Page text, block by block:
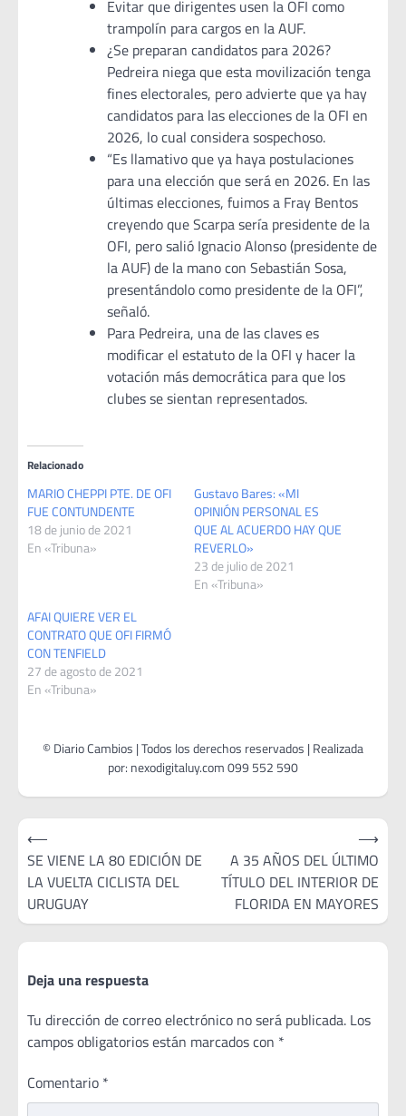
Evitar que dirigentes usen la OFI como
trampolín para cargos en la AUF.
¿Se preparan candidatos para 2026?
Pedreira niega que esta movilización tenga
fines electorales, pero advierte que ya hay
candidatos para las elecciones de la OFI en
2026, lo cual considera sospechoso.
“Es llamativo que ya haya postulaciones
para una elección que será en 2026. En las
últimas elecciones, fuimos a Fray Bentos
creyendo que Scarpa sería presidente de la
OFI, pero salió Ignacio Alonso (presidente de
la AUF) de la mano con Sebastián Sosa,
presentándolo como presidente de la OFI”,
señaló.
Para Pedreira, una de las claves es
modificar el estatuto de la OFI y hacer la
votación más democrática para que los
clubes se sientan representados.
Relacionado
MARIO CHEPPI PTE. DE OFI
FUE CONTUNDENTE
18 de junio de 2021
En «Tribuna»
Gustavo Bares: «MI
OPINIÓN PERSONAL ES
QUE AL ACUERDO HAY QUE
REVERLO»
23 de julio de 2021
En «Tribuna»
AFAI QUIERE VER EL
CONTRATO QUE OFI FIRMÓ
CON TENFIELD
27 de agosto de 2021
En «Tribuna»
Navegación
de
entradas
⟵
SE VIENE LA 80 EDICIÓN DE
LA VUELTA CICLISTA DEL
URUGUAY
A 35 AÑOS DEL ÚLTIMO
TÍTULO DEL INTERIOR DE
FLORIDA EN MAYORES
⟶
Deja una respuesta
Tu dirección de correo electrónico no será publicada. Los
campos obligatorios están marcados con *
Comentario *